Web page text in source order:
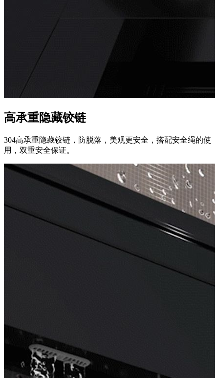
高承重隐藏铰链
304高承重隐藏铰链，防脱落，美观更安全，搭配安全绳的使
用，双重安全保证。